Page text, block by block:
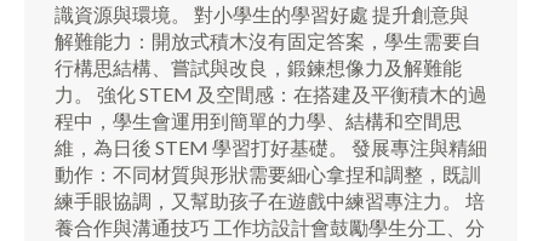
識資源與環境。​ 對小學生的學習好處 提升創意與
解難能力：開放式積木沒有固定答案，學生需要自
行構思結構、嘗試與改良，鍛鍊想像力及解難能
力。​ 強化 STEM 及空間感：在搭建及平衡積木的過
程中，學生會運用到簡單的力學、結構和空間思
維，為日後 STEM 學習打好基礎。​ 發展專注與精細
動作：不同材質與形狀需要細心拿捏和調整，既訓
練手眼協調，又幫助孩子在遊戲中練習專注力。​​ 培
養合作與溝通技巧 工作坊設計會鼓勵學生分工、分